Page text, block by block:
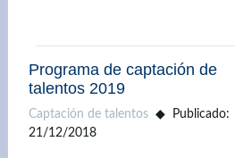
Programa de captación de
talentos 2019
Captación de talentos
Publicado:
21/12/2018